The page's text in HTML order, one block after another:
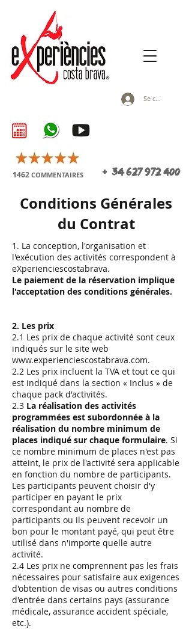
Se connecter
1462 COMMENTAIRES + 34 627 972 400
Conditions Générales
du Contrat
1. La conception, l'organisation et
l'exécution des activités correspondent à
eXperienciescostabrava.
Le paiement de la réservation implique
l'acceptation des conditions générales.
2. Les prix
2.1 Les prix de chaque activité sont ceux
indiqués sur le site web
www.experienciescostabrava.com.
2.2 Les prix incluent la TVA et tout ce qui
est indiqué dans la section « Inclus » de
chaque pack d'activités.
2.3 La réalisation des activités
programmées est subordonnée à la
réalisation du nombre minimum de
places indiqué sur chaque formulaire. Si
ce nombre minimum de places n'est pas
atteint, le prix de l'activité sera applicable
en fonction du nombre de participants.
Les participants peuvent choisir d'y
participer en payant le prix
correspondant au nombre de
participants ou ils peuvent recevoir un
bon pour le montant payé, qui peut être
utilisé dans n'importe quelle autre
activité.
2.4 Les prix ne comprennent pas les frais
nécessaires pour satisfaire aux exigences
d'obtention de visas ou autres conditions
d'entrée dans certains pays (assurance
médicale, assurance accident spéciale,
etc.).